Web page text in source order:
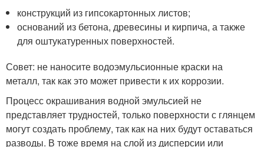
конструкций из гипсокартонных листов;
оснований из бетона, древесины и кирпича, а также
для оштукатуренных поверхностей.
Совет: не наносите водоэмульсионные краски на
металл, так как это может привести к их коррозии.
Процесс окрашивания водной эмульсией не
представляет трудностей, только поверхности с глянцем
могут создать проблему, так как на них будут оставаться
разводы. В тоже время на слой из дисперсии или